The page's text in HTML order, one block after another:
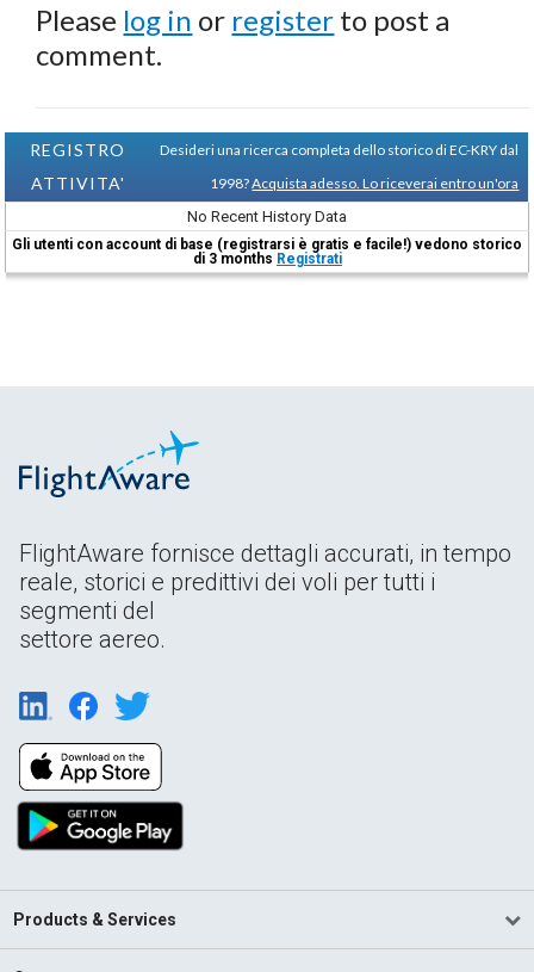
Please log in or register to post a
comment.
REGISTRO
ATTIVITA'
Desideri una ricerca completa dello storico di EC-KRY dal
1998?Acquista adesso. Lo riceverai entro un'ora
No Recent History Data
Gli utenti con account di base (registrarsi è gratis e facile!) vedono storico
di 3 months Registrati
FlightAware fornisce dettagli accurati, in tempo
reale, storici e predittivi dei voli per tutti i
segmenti del
settore aereo.
Products & Services